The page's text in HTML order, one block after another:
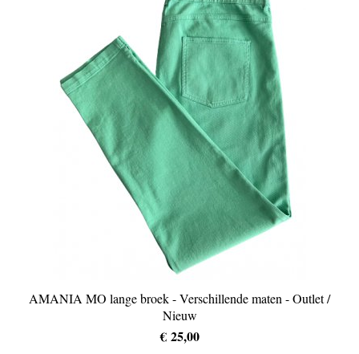
AMANIA MO lange broek - Verschillende maten - Outlet /
Nieuw
€ 25,00